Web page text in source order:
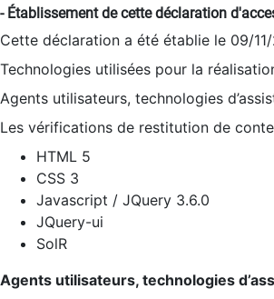
- Établissement de cette déclaration
Cette déclaration a été établie le 09/
Technologies utilisées pour la
Agents utilisateurs, technologies
Les vérifications de restitution de
HTML 5
CSS 3
Javascript / JQuery 3.6.0
JQuery-ui
SolR
Agents utilisateurs, technologies